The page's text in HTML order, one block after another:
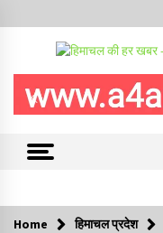
Home हिमाचल प्रदेश